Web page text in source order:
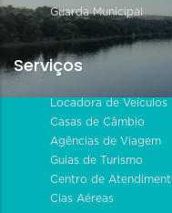
Guarda Municipal
Serviços
Locadora de Veículos
Casas de Câmbio
Agências de Viagem
Guias de Turismo
Centro de
Cias Aéreas